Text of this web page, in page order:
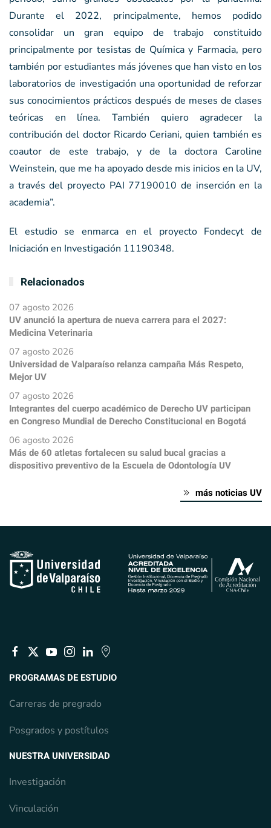
Durante el 2022, principalmente, hemos podido
consolidar un gran equipo de trabajo constituido
principalmente por tesistas de Química y Farmacia, pero
también por estudiantes más jóvenes que han visto en los
laboratorios de investigación una oportunidad de reforzar
sus conocimientos prácticos después de meses de clases
teóricas en línea. También quiero agradecer la
contribución del doctor Ricardo Ceriani, quien también es
coautor de este trabajo, y de la doctora Caroline
Weinstein, que me ha apoyado desde mis inicios en la UV,
a través del proyecto PAI 77190010 de inserción en la
academia”.
El estudio se enmarca en el proyecto Fondecyt de
Iniciación en Investigación 11190348.
Relacionados
07 agosto 2026
UV anunció la apertura de nueva carrera para el 2027:
Medicina Veterinaria
07 agosto 2026
Universidad de Valparaíso relanza campaña Más Respeto,
Mejor UV
07 agosto 2026
Integrantes del cuerpo académico de Derecho UV participan
en Congreso Mundial de Derecho Constitucional en Bogotá
06 agosto 2026
Más de 60 atletas fortalecen su salud bucal gracias a
dispositivo preventivo de la Escuela de Odontología UV
más noticias UV
PROGRAMAS DE ESTUDIO
Carreras de pregrado
Posgrados y postítulos
NUESTRA UNIVERSIDAD
Investigación
Vinculación